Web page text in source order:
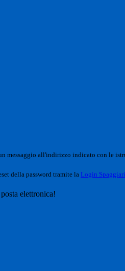
messaggio all'indirizzo indicato con le
della password tramite la Login Spaggiari
elettronica!